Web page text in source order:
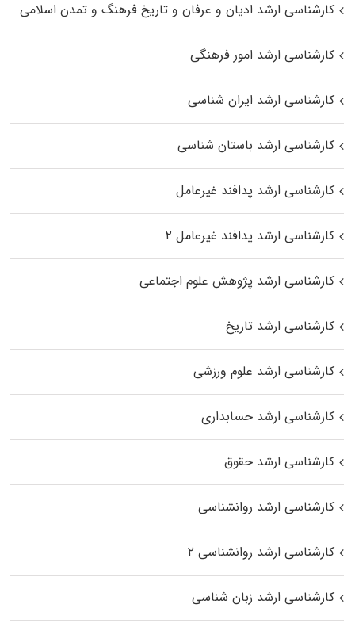
کارشناسی ارشد ادیان و عرفان و تاریخ فرهنگ و تمدن اسلامی
کارشناسی ارشد امور فرهنگی
کارشناسی ارشد ایران شناسی
کارشناسی ارشد باستان شناسی
کارشناسی ارشد پدافند غیرعامل
کارشناسی ارشد پدافند غیرعامل ۲
کارشناسی ارشد پژوهش علوم اجتماعی
کارشناسی ارشد تاریخ
کارشناسی ارشد علوم ورزشی
کارشناسی ارشد حسابداری
کارشناسی ارشد حقوق
کارشناسی ارشد روانشناسی
کارشناسی ارشد روانشناسی ۲
کارشناسی ارشد زبان شناسی